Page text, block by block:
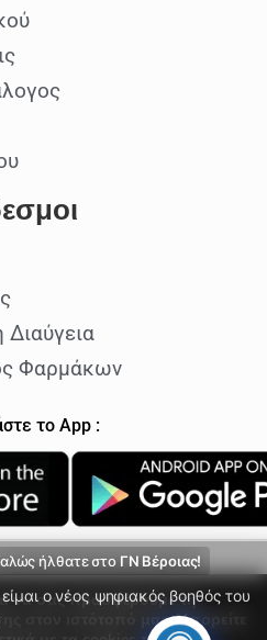
Φαρμάκων
το App :
ήλθατε στο ΓΝ Βέροιας!
ο νέος ψηφιακός βοηθός του
να σας προσφέρουμε τη
στον ιστότοπό μας. Μπορείτε